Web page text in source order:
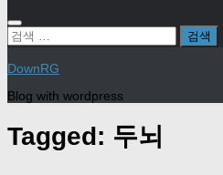
검
색:
DownRG
Blog with wordpress
Tagged: 두뇌